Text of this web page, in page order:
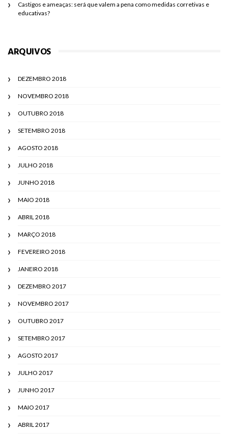
Castigos e ameaças: será que valem a pena como medidas corretivas e
educativas?
ARQUIVOS
DEZEMBRO 2018
NOVEMBRO 2018
OUTUBRO 2018
SETEMBRO 2018
AGOSTO 2018
JULHO 2018
JUNHO 2018
MAIO 2018
ABRIL 2018
MARÇO 2018
FEVEREIRO 2018
JANEIRO 2018
DEZEMBRO 2017
NOVEMBRO 2017
OUTUBRO 2017
SETEMBRO 2017
AGOSTO 2017
JULHO 2017
JUNHO 2017
MAIO 2017
ABRIL 2017